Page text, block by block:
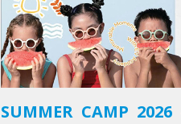
SUMMER CAMP